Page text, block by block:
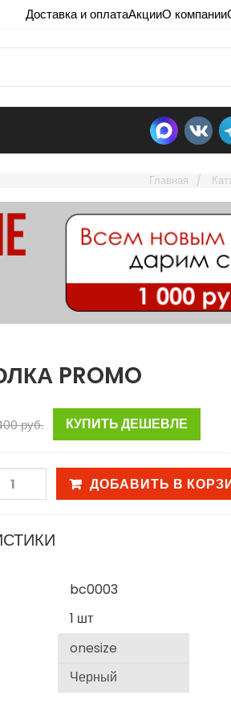
Доставка и оплатаАкцииО компании
Главная
PROMO
руб. КУПИТЬ ДЕШЕВЛЕ
ДОБАВИТЬ В
bc0003
1 шт